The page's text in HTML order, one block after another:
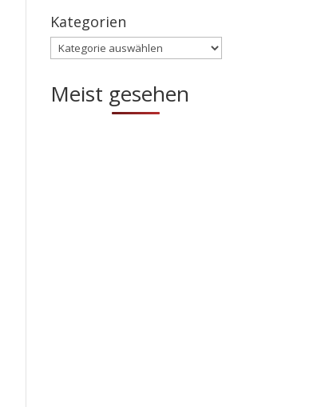
Kategorien
Kategorien
Meist gesehen